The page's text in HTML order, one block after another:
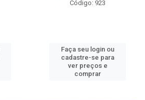
Código: 923
Faça seu login ou
cadastre-se para
ver preços e
comprar